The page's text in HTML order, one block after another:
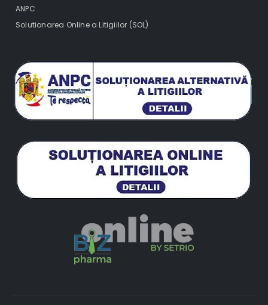
ANPC
Solutionarea Online a Litigiilor (SOL)